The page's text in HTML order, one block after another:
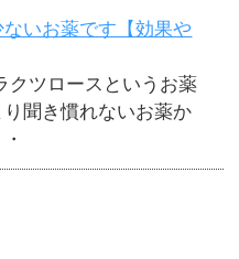
いお薬です【効果や
ツロースというお薬
聞き慣れないお薬か